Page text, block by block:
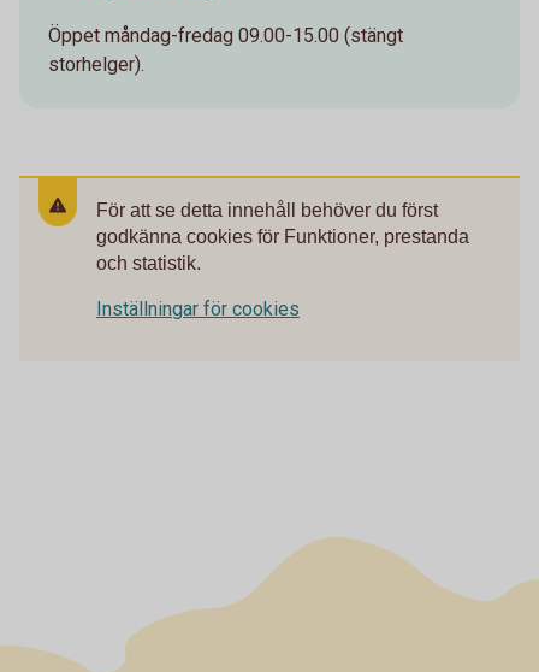
Öppet måndag-fredag 09.00-15.00 (stängt
storhelger).
För att se detta innehåll behöver du först
godkänna cookies för Funktioner, prestanda
och statistik.
Inställningar för cookies